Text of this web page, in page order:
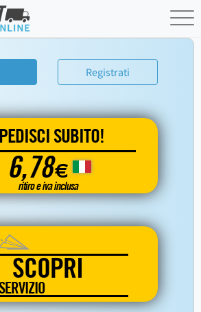
Registrati
SUBITO!
6,78€
ritiro e iva inclusa
SCOPRI